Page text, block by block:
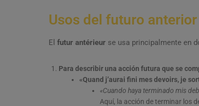
Usos del futuro
El futur antérieur se usa principalmente en
Para describir una acción futura que se
«Quand j’aurai fini mes devoirs, je
«Cuando haya terminado mis
Aquí, la acción de terminar los